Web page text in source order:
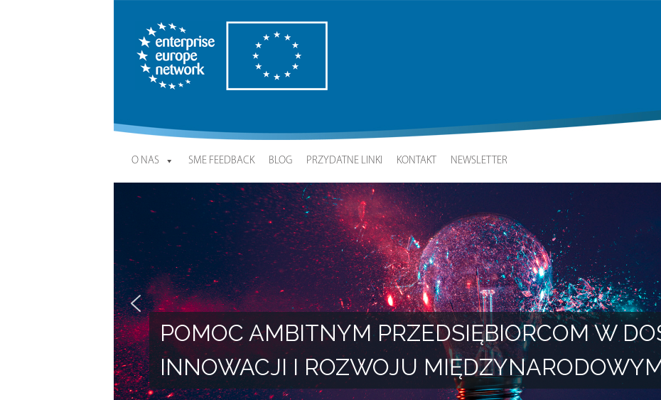
Enterprise Europe Network
O NAS SME FEEDBACK BLOG PRZYDATNE LINKI KONTAKT NEWSLETTER
POMOC AMBITNYM PRZEDSIĘBIORCOM W
INNOWACJI I ROZWOJU